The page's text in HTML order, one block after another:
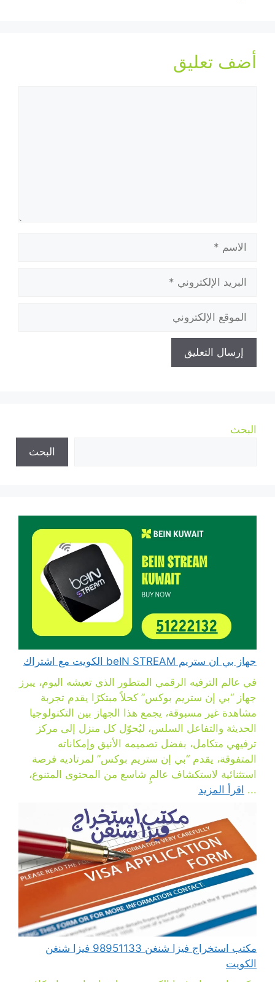
أضف تعليق
الإلكتروني
الإلكتروني
البحث
البحث
جهاز بي ان ستريم beIN STREAM الكويت مع اشتراك
في عالم الترفيه الرقمي المتطور الذي تعيشه اليوم، يبرز
جهاز “بي إن ستريم بوكس” كحلاً مبتكرًا يقدم تجربة
مشاهدة غير مسبوقة، يجمع هذا الجهاز بين التكنولوجيا
الحديثة والتفاعل السلس، ليُحوّل كل منزل إلى مركز
ترفيهي متكامل، بفضل تصميمه الأنيق وإمكاناته
المتفوقة، يقدم “بي إن ستريم بوكس” لمرتاديه فرصة
استثنائية لاستكشاف عالمٍ شاسع من المحتوى المتنوع،
... اقرأ المزيد
مكتب استخراج فيزا شنغن 98951133 فيزا شنغن
الكويت